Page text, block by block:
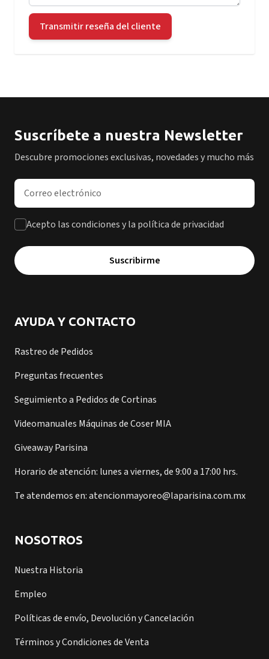
Transmitir reseña del cliente
Suscríbete a nuestra Newsletter
Descubre promociones exclusivas, novedades y mucho más
Dirección de correo electrónico
Acepto las condiciones y la política de privacidad
Suscribirme
AYUDA Y CONTACTO
Rastreo de Pedidos
Preguntas frecuentes
Seguimiento a Pedidos de Cortinas
Videomanuales Máquinas de Coser MIA
Giveaway Parisina
Horario de atención: lunes a viernes, de 9:00 a 17:00 hrs.
Te atendemos en: atencionmayoreo@laparisina.com.mx
NOSOTROS
Nuestra Historia
Empleo
Políticas de envío, Devolución y Cancelación
Términos y Condiciones de Venta